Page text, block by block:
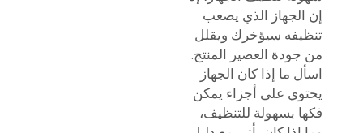
إن الجهاز الذي يصعب
تنظيفه سيؤخرك ويقلل
من جودة العصير المنتج.
اسأل ما إذا كان الجهاز
يحتوي على أجزاء يمكن
فكها بسهولة للتنظيف،